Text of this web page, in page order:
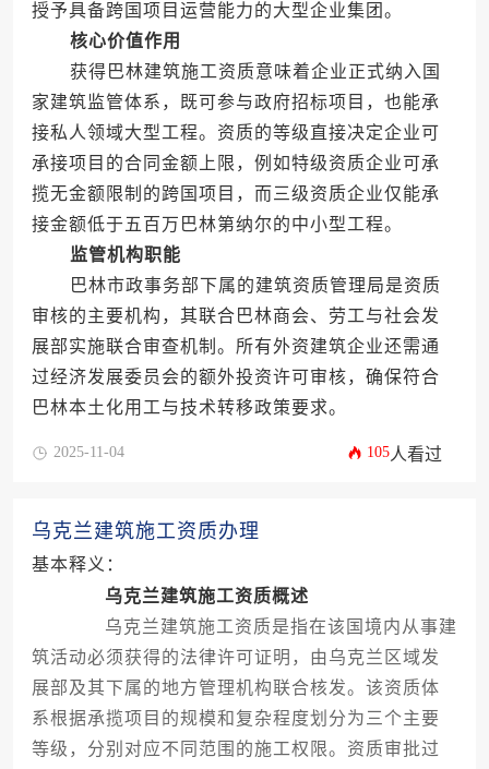
授予具备跨国项目运营能力的大型企业集团。
核心价值作用
获得巴林建筑施工资质意味着企业正式纳入国
家建筑监管体系，既可参与政府招标项目，也能承
接私人领域大型工程。资质的等级直接决定企业可
承接项目的合同金额上限，例如特级资质企业可承
揽无金额限制的跨国项目，而三级资质企业仅能承
接金额低于五百万巴林第纳尔的中小型工程。
监管机构职能
巴林市政事务部下属的建筑资质管理局是资质
审核的主要机构，其联合巴林商会、劳工与社会发
展部实施联合审查机制。所有外资建筑企业还需通
过经济发展委员会的额外投资许可审核，确保符合
巴林本土化用工与技术转移政策要求。
2025-11-04 105人看过
乌克兰建筑施工资质办理
基本释义：
乌克兰建筑施工资质概述
乌克兰建筑施工资质是指在该国境内从事建
筑活动必须获得的法律许可证明，由乌克兰区域发
展部及其下属的地方管理机构联合核发。该资质体
系根据承揽项目的规模和复杂程度划分为三个主要
等级，分别对应不同范围的施工权限。资质审批过